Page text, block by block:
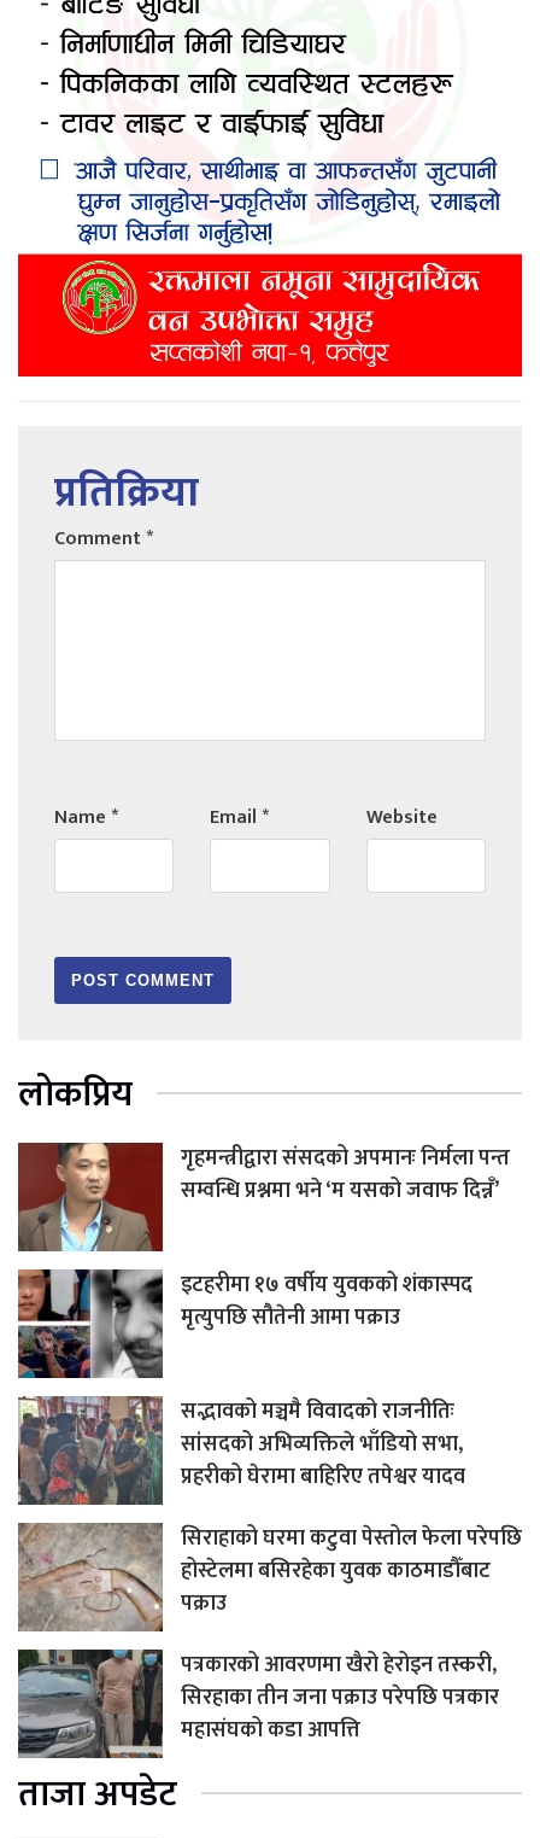
प्रतिक्रिया
Comment*
Name* Email* Website
लोकप्रिय
गृहमन्त्रीद्वारा संसदको अपमानः निर्मला पन्त
सम्वन्धि प्रश्नमा भने ‘म यसको जवाफ दिन्नँ’
इटहरीमा १७ वर्षीय युवकको शंकास्पद
मृत्युपछि सौतेनी आमा पक्राउ
सद्भावको मञ्चमै विवादको राजनीतिः
सांसदको अभिव्यक्तिले भाँडियो सभा,
प्रहरीको घेरामा बाहिरिए तपेश्वर यादव
सिराहाको घरमा कटुवा पेस्तोल फेला परेपछि
होस्टेलमा बसिरहेका युवक काठमाडौँबाट
पक्राउ
पत्रकारको आवरणमा खैरो हेरोइन तस्करी,
सिरहाका तीन जना पक्राउ परेपछि पत्रकार
महासंघको कडा आपत्ति
ताजा अपडेट